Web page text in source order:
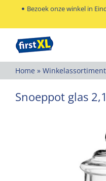
Bezoek onze winkel in
Home » Winkelassortiment
Snoeppot glas